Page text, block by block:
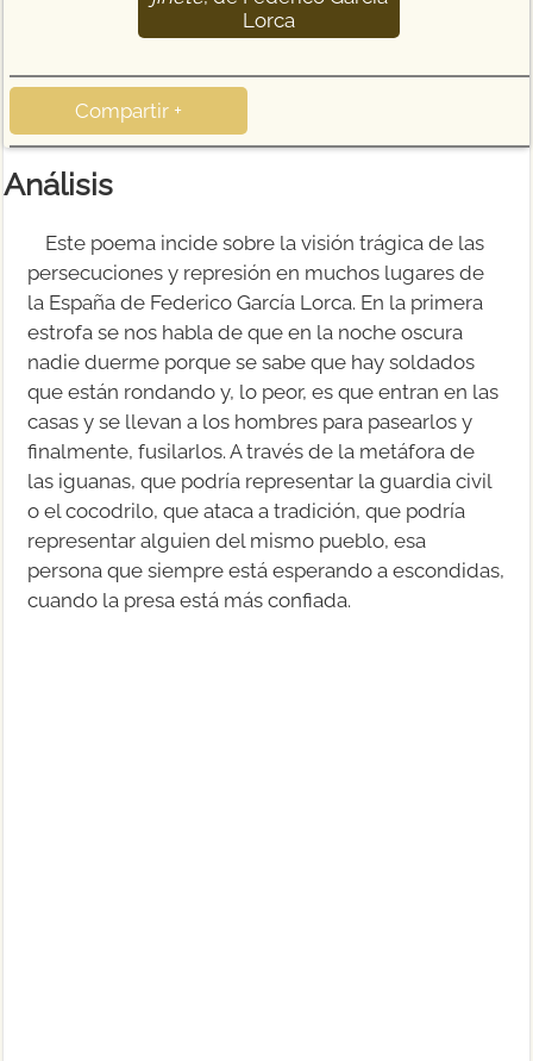
Lorca
Compartir +
Análisis
Este poema incide sobre la visión trágica de las
persecuciones y represión en muchos lugares de
la España de Federico García Lorca. En la primera
estrofa se nos habla de que en la noche oscura
nadie duerme porque se sabe que hay soldados
que están rondando y, lo peor, es que entran en las
casas y se llevan a los hombres para pasearlos y
finalmente, fusilarlos. A través de la metáfora de
las iguanas, que podría representar la guardia civil
o el cocodrilo, que ataca a tradición, que podría
representar alguien del mismo pueblo, esa
persona que siempre está esperando a escondidas,
cuando la presa está más confiada.